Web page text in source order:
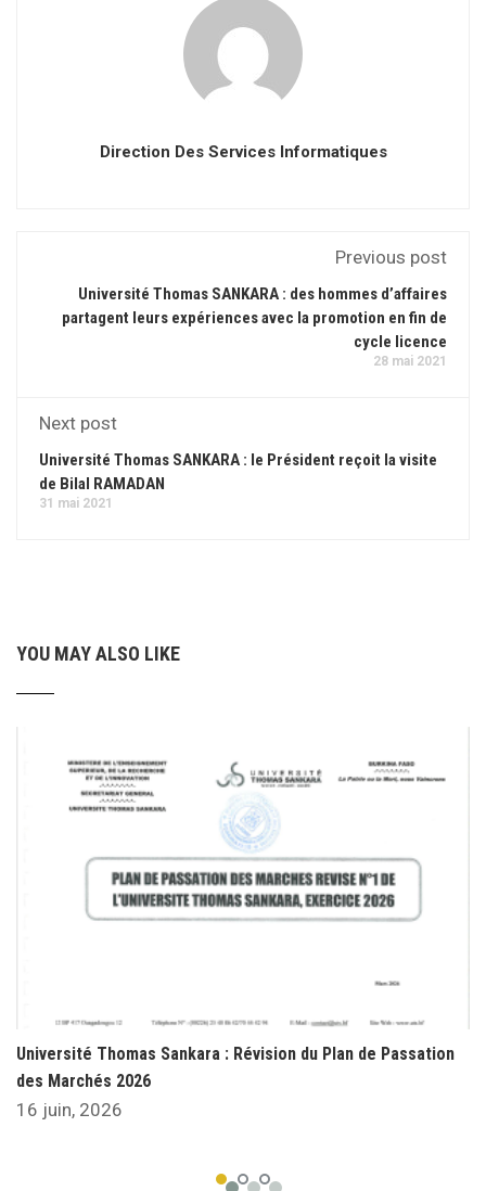
Direction Des Services Informatiques
Previous post
Université Thomas SANKARA : des hommes d’affaires
partagent leurs expériences avec la promotion en fin de
cycle licence
28 mai 2021
Next post
Université Thomas SANKARA : le Président reçoit la visite
de Bilal RAMADAN
31 mai 2021
YOU MAY ALSO LIKE
Université Thomas Sankara : Révision du Plan de Passation
des Marchés 2026
16 juin, 2026